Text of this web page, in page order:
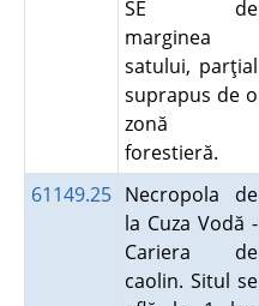
SE de
marginea
satului, parţial
suprapus de o
zonă
forestieră.
61149.25 Necropola de
la Cuza Vodă -
Cariera de
caolin. Situl se